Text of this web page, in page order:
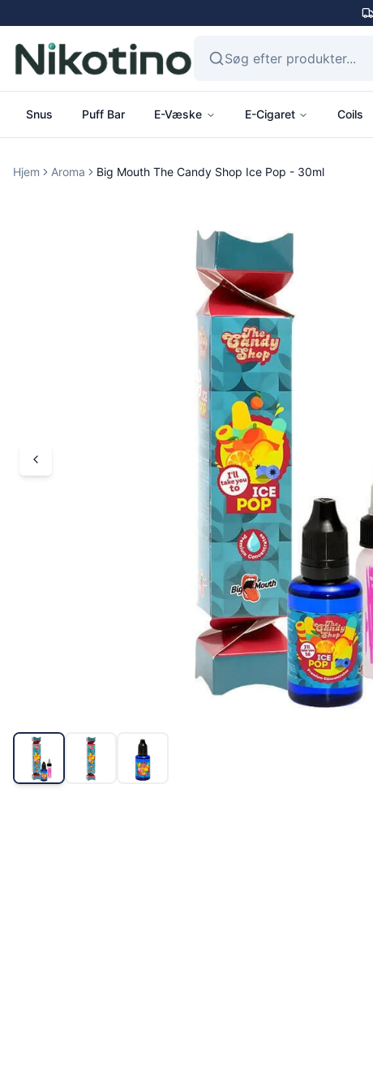
Snus Puff Bar E-Væske E-Cigaret Coils
Hjem Aroma Big Mouth The Candy Shop Ice Pop - 30ml